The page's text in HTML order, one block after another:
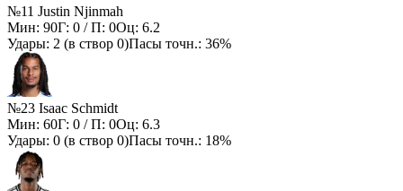
№11 Justin Njinmah
Мин: 90Г: 0 / П: 0Оц: 6.2
Удары: 2 (в створ 0)Пасы точн.: 36%
№23 Isaac Schmidt
Мин: 60Г: 0 / П: 0Оц: 6.3
Удары: 0 (в створ 0)Пасы точн.: 18%